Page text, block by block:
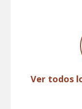
Ver todos